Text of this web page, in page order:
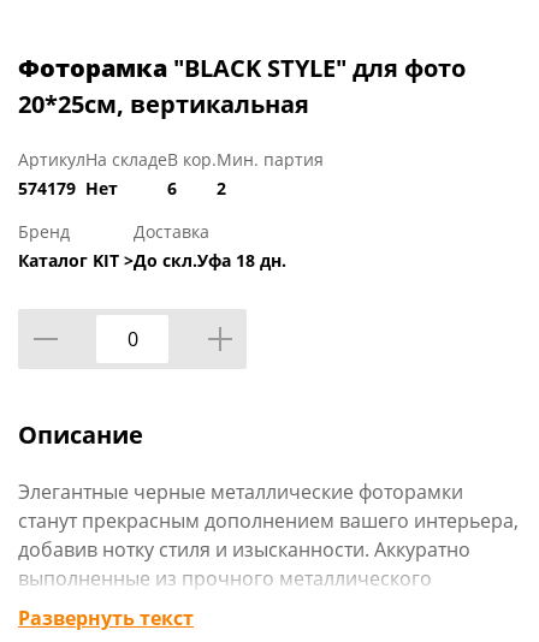
Фоторамка "BLACK STYLE" для фото
20*25см, вертикальная
Артикул
574179
На складе
Нет
В кор.
6
Мин. партия
2
Бренд
Каталог KIT >
Доставка
До скл.Уфа 18 дн.
Описание
Элегантные черные металлические фоторамки
станут прекрасным дополнением вашего интерьера,
добавив нотку стиля и изысканности. Аккуратно
выполненные из прочного металлического
профиля, они выгодно подчеркнут ваши любимые
фотографии, привлекая внимание своим
Развернуть текст